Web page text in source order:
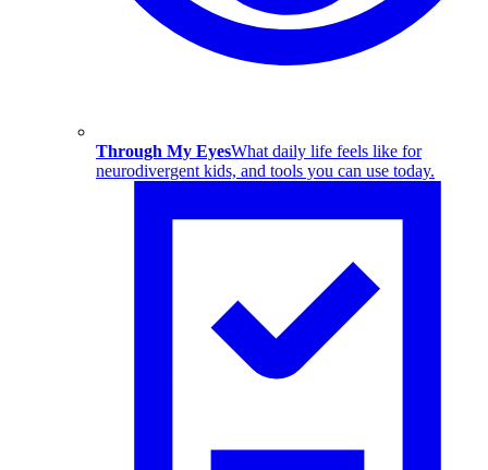
Through My EyesWhat daily life feels like for
neurodivergent kids, and tools you can use today.